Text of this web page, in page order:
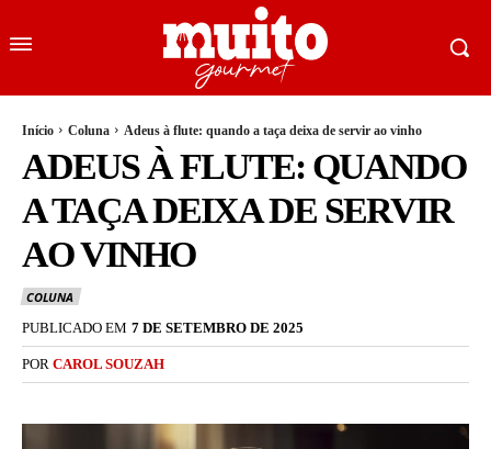
Início Coluna Adeus à flute: quando a taça deixa de servir ao vinho
ADEUS À FLUTE: QUANDO
A TAÇA DEIXA DE SERVIR
AO VINHO
COLUNA
PUBLICADO EM 7 DE SETEMBRO DE 2025
POR CAROL SOUZAH